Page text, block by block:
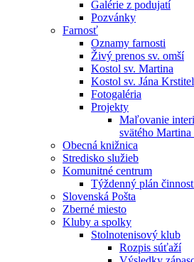
Galérie z podujatí
Pozvánky
Farnosť
Oznamy farnosti
Živý prenos sv. omší
Kostol sv. Martina
Kostol sv. Jána
Fotogaléria
Projekty
Maľovanie
svätého
Obecná knižnica
Stredisko služieb
Komunitné centrum
Týždenný plán
Slovenská Pošta
Zberné miesto
Kluby a spolky
Stolnotenisový klub
Rozpis súťaží